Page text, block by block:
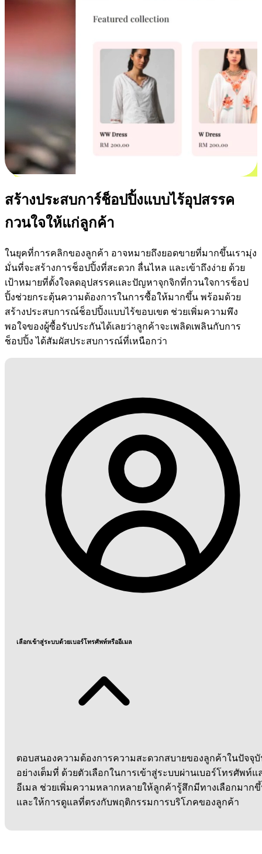
สร้างประสบการ์ช็อปปิ้งแบบไร้อุปสรรค
กวนใจให้แก่ลูกค้า
ในยุคที่การคลิกของลูกค้า อาจหมายถึงยอดขายที่มากขึ้นเรามุ่ง
มั่นที่จะสร้างการช็อปปิ้งที่สะดวก ลื่นไหล และเข้าถึงง่าย ด้วย
เป้าหมายที่ตั้งใจลดอุปสรรคและปัญหาจุกจิกที่กวนใจการช็อป
ปิ้งช่วยกระตุ้นความต้องการในการซื้อให้มากขึ้น พร้อมด้วย
สร้างประสบการณ์ช็อปปิ้งแบบไร้ขอบเขต ช่วยเพิ่มความพึง
พอใจของผู้ซื้อรับประกันได้เลยว่าลูกค้าจะเพลิดเพลินกับการ
ช็อปปิ้ง ได้สัมผัสประสบการณ์ที่เหนือกว่า
เลือกเข้าสู่ระบบด้วยเบอร์โทรศัพท์หรืออีเมล
ตอบสนองความต้องการความสะดวกสบายของลูกค้าในปัจจุ
อย่างเต็มที่ ด้วยตัวเลือกในการเข้าสู่ระบบผ่านเบอร์โทรศัพท์แ
อีเมล ช่วยเพิ่มความหลากหลายให้ลูกค้ารู้สึกมีทางเลือกมาก
และให้การดูแลที่ตรงกับพฤติกรรมการบริโภคของลูกค้า